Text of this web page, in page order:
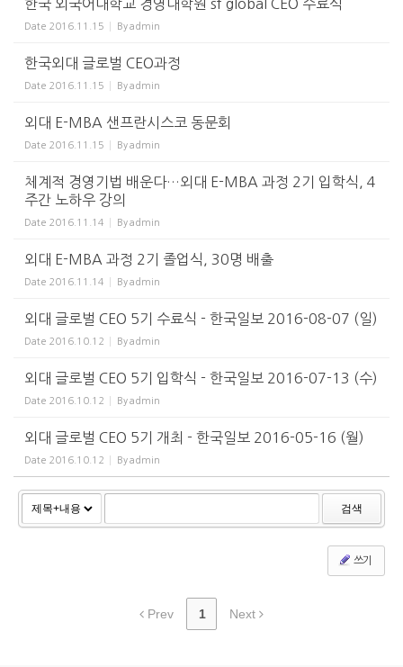
한국 외국어대학교 경영대학원 sf global CEO 수료식
Date 2016.11.15 Byadmin
한국외대 글로벌 CEO과정
Date 2016.11.15 Byadmin
외대 E-MBA 샌프란시스코 동문회
Date 2016.11.15 Byadmin
체계적 경영기법 배운다…외대 E-MBA 과정 2기 입학식, 4
주간 노하우 강의
Date 2016.11.14 Byadmin
외대 E-MBA 과정 2기 졸업식, 30명 배출
Date 2016.11.14 Byadmin
외대 글로벌 CEO 5기 수료식 - 한국일보 2016-08-07 (일)
Date 2016.10.12 Byadmin
외대 글로벌 CEO 5기 입학식 - 한국일보 2016-07-13 (수)
Date 2016.10.12 Byadmin
외대 글로벌 CEO 5기 개최 - 한국일보 2016-05-16 (월)
Date 2016.10.12 Byadmin
검색
쓰기
Prev 1 Next